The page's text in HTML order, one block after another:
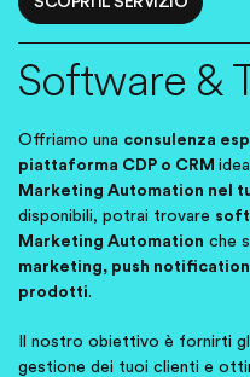
Software &
Offriamo una consulenza
piattaforma CDP o CRM
Marketing Automation nel
disponibili, potrai trovare
Marketing Automation che
marketing, push
prodotti.
Il nostro obiettivo è fornirti
gestione dei tuoi clienti e